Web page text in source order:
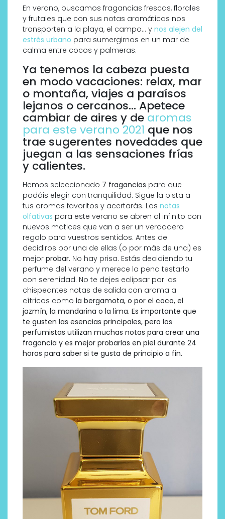
En verano, buscamos fragancias frescas, florales
y frutales que con sus notas aromáticas nos
transporten a la playa, el campo… y nos alejen del
estrés urbano para sumergirnos en un mar de
calma entre cocos y palmeras.
Ya tenemos la cabeza puesta
en modo vacaciones: relax, mar
o montaña, viajes a paraísos
lejanos o cercanos… Apetece
cambiar de aires y de aromas
para este verano 2021 que nos
trae sugerentes novedades que
juegan a las sensaciones frías
y calientes.
Hemos seleccionado 7 fragancias para que
podáis elegir con tranquilidad. Sigue la pista a
tus aromas favoritos y acertarás. Las notas
olfativas para este verano se abren al infinito con
nuevos matices que van a ser un verdadero
regalo para vuestros sentidos. Antes de
decidiros por una de ellas (o por más de una) es
mejor probar. No hay prisa. Estás decidiendo tu
perfume del verano y merece la pena testarlo
con serenidad. No te dejes eclipsar por las
chispeantes notas de salida con aroma a
cítricos como la bergamota, o por el coco, el
jazmín, la mandarina o la lima. Es importante que
te gusten las esencias principales, pero los
perfumistas utilizan muchas notas para crear una
fragancia y es mejor probarlas en piel durante 24
horas para saber si te gusta de principio a fin.